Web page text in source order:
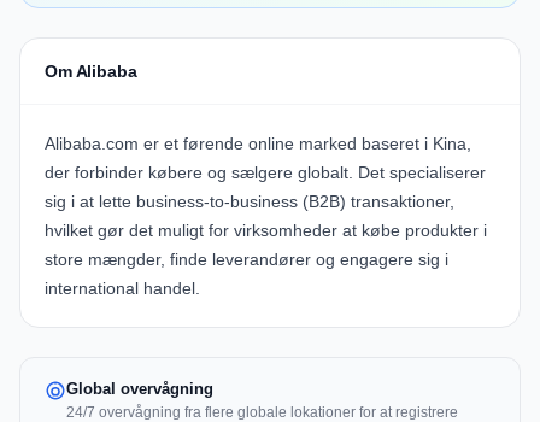
Om Alibaba
Alibaba.com er et førende online marked baseret i Kina,
der forbinder købere og sælgere globalt. Det specialiserer
sig i at lette business-to-business (B2B) transaktioner,
hvilket gør det muligt for virksomheder at købe produkter i
store mængder, finde leverandører og engagere sig i
international handel.
Global overvågning
24/7 overvågning fra flere globale lokationer for at registrere